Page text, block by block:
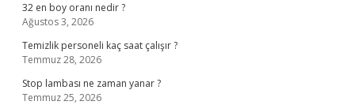
32 en boy oranı nedir ?
Ağustos 3, 2026
Temizlik personeli kaç saat çalışır ?
Temmuz 28, 2026
Stop lambası ne zaman yanar ?
Temmuz 25, 2026